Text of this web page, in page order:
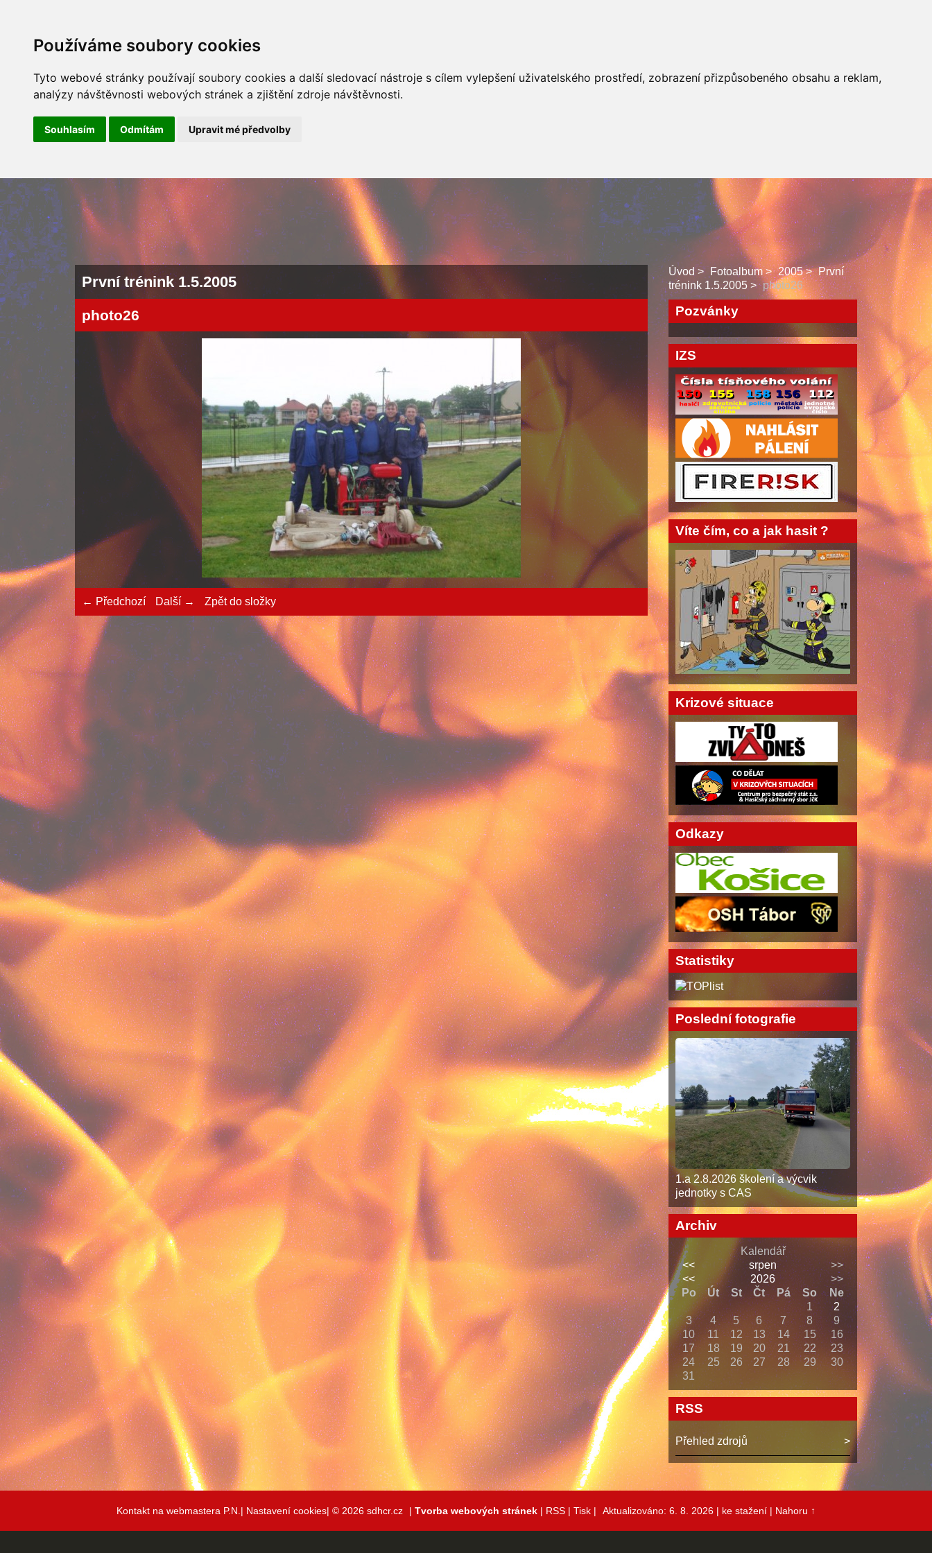
Používáme soubory cookies
Tyto webové stránky používají soubory cookies a další sledovací nástroje s cílem vylepšení uživatelského prostředí, zobrazení přizpůsobeného obsahu a reklam,
analýzy návštěvnosti webových stránek a zjištění zdroje návštěvnosti.
Souhlasím Odmítám Upravit mé předvolby
ÚVOD NOVINKY
První trénink 1.5.2005
photo26
← Předchozí Další → Zpět do složky
Úvod Fotoalbum 2005
První
trénink 1.5.2005
photo26
Pozvánky
IZS
Víte čím, co a jak hasit ?
Krizové situace
Odkazy
Statistiky
Poslední fotografie
1.a 2.8.2026 školení a výcvik
jednotky s CAS
Archiv
Kalendář
<<
srpen
>>
<<
2026
>>
Po
Út St Čt Pá So
Ne
1
2
3
4 5 6 7 8
9
10
11 12 13 14 15
16
17
18 19 20 21 22
23
24
25 26 27 28 29
30
31
RSS
Přehled zdrojů
Kontakt na webmastera P.N.| Nastavení cookies| © 2026 sdhcr.cz | Tvorba webových stránek | RSS | Tisk | Aktualizováno: 6. 8. 2026 | ke stažení | Nahoru ↑